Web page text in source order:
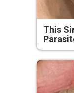
This